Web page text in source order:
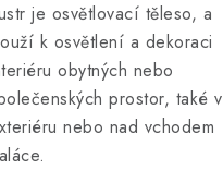
je osvětlovací těleso, a
k osvětlení a dekoraci
obytných nebo
prostor, také v
nebo nad vchodem